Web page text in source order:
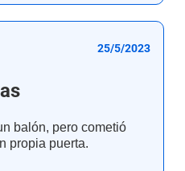
25/5/2023
balón, pero cometió
propia puerta.